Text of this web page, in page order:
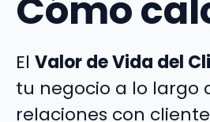
Cómo
El Valor de Vida del
tu negocio a lo largo
relaciones con